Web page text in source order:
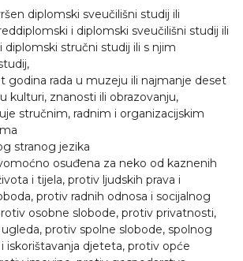
diplomski sveučilišni studij ili
i diplomski sveučilišni studij ili
diplomski stručni studij ili s njim
godina rada u muzeju ili najmanje deset
kulturi, znanosti ili obrazovanju,
stručnim, radnim i organizacijskim
stranog jezika
osuđena za neko od kaznenih
i tijela, protiv ljudskih prava i
protiv radnih odnosa i socijalnog
osobne slobode, protiv privatnosti,
protiv spolne slobode, spolnog
iskorištavanja djeteta, protiv opće